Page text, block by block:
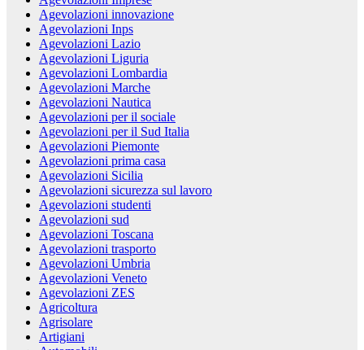
Agevolazioni innovazione
Agevolazioni Inps
Agevolazioni Lazio
Agevolazioni Liguria
Agevolazioni Lombardia
Agevolazioni Marche
Agevolazioni Nautica
Agevolazioni per il sociale
Agevolazioni per il Sud Italia
Agevolazioni Piemonte
Agevolazioni prima casa
Agevolazioni Sicilia
Agevolazioni sicurezza sul lavoro
Agevolazioni studenti
Agevolazioni sud
Agevolazioni Toscana
Agevolazioni trasporto
Agevolazioni Umbria
Agevolazioni Veneto
Agevolazioni ZES
Agricoltura
Agrisolare
Artigiani